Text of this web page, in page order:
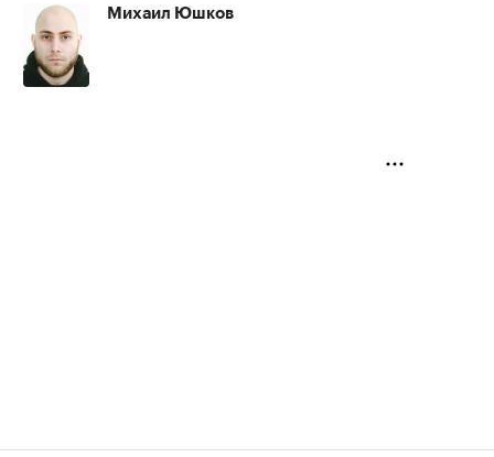
Михаил Юшков